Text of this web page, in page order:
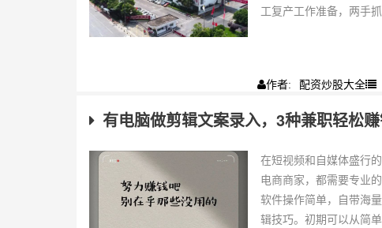
工复产工作准备，两手
作者: 配资炒股大全
有电脑做剪辑文案录入，3种兼职轻松
在短视频和自媒体盛行
电商商家，都需要专业
软件操作简单，自带海
辑技巧。初期可以从简